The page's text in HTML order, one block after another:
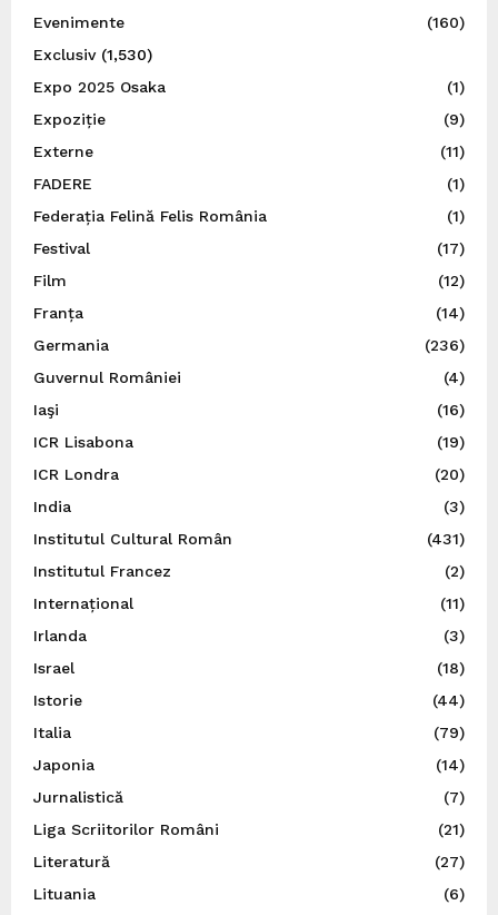
Evenimente
(160)
Exclusiv(1,530)
Expo 2025 Osaka
(1)
Expoziție
(9)
Externe
(11)
FADERE
(1)
Federația Felină Felis România
(1)
Festival
(17)
Film
(12)
Franța
(14)
Germania
(236)
Guvernul României
(4)
Iaşi
(16)
ICR Lisabona
(19)
ICR Londra
(20)
India
(3)
Institutul Cultural Român
(431)
Institutul Francez
(2)
Internațional
(11)
Irlanda
(3)
Israel
(18)
Istorie
(44)
Italia
(79)
Japonia
(14)
Jurnalistică
(7)
Liga Scriitorilor Români
(21)
Literatură
(27)
Lituania
(6)